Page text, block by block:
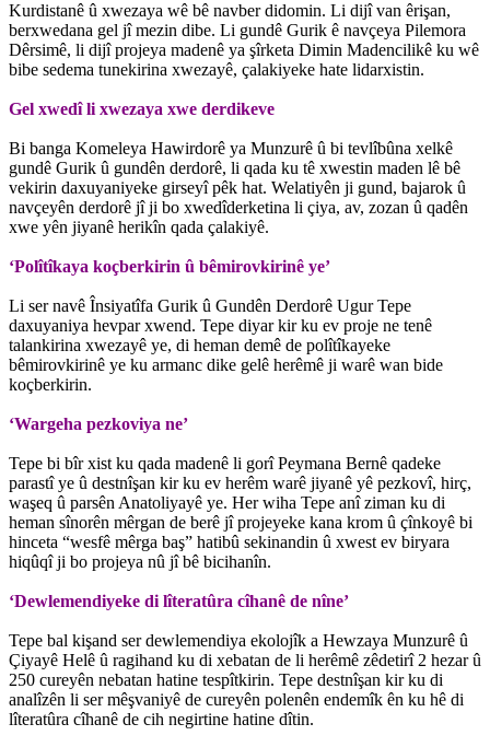
Kurdistanê û xwezaya wê bê navber didomin. Li dijî van êrişan,
berxwedana gel jî mezin dibe. Li gundê Gurik ê navçeya Pilemora
Dêrsimê, li dijî projeya madenê ya şîrketa Dimin Madencilikê ku wê
bibe sedema tunekirina xwezayê, çalakiyeke hate lidarxistin.
Gel xwedî li xwezaya xwe derdikeve
Bi banga Komeleya Hawirdorê ya Munzurê û bi tevlîbûna xelkê
gundê Gurik û gundên derdorê, li qada ku tê xwestin maden lê bê
vekirin daxuyaniyeke girseyî pêk hat. Welatiyên ji gund, bajarok û
navçeyên derdorê jî ji bo xwedîderketina li çiya, av, zozan û qadên
xwe yên jiyanê herikîn qada çalakiyê.
‘Polîtîkaya koçberkirin û bêmirovkirinê ye’
Li ser navê Însiyatîfa Gurik û Gundên Derdorê Ugur Tepe
daxuyaniya hevpar xwend. Tepe diyar kir ku ev proje ne tenê
talankirina xwezayê ye, di heman demê de polîtîkayeke
bêmirovkirinê ye ku armanc dike gelê herêmê ji warê wan bide
koçberkirin.
‘Wargeha pezkoviya ne’
Tepe bi bîr xist ku qada madenê li gorî Peymana Bernê qadeke
parastî ye û destnîşan kir ku ev herêm warê jiyanê yê pezkovî, hirç,
waşeq û parsên Anatoliyayê ye. Her wiha Tepe anî ziman ku di
heman sînorên mêrgan de berê jî projeyeke kana krom û çînkoyê bi
hinceta “wesfê mêrga baş” hatibû sekinandin û xwest ev biryara
hiqûqî ji bo projeya nû jî bê bicihanîn.
‘Dewlemendiyeke di lîteratûra cîhanê de nîne’
Tepe bal kişand ser dewlemendiya ekolojîk a Hewzaya Munzurê û
Çiyayê Helê û ragihand ku di xebatan de li herêmê zêdetirî 2 hezar û
250 cureyên nebatan hatine tespîtkirin. Tepe destnîşan kir ku di
analîzên li ser mêşvaniyê de cureyên polenên endemîk ên ku hê di
lîteratûra cîhanê de cih negirtine hatine dîtin.